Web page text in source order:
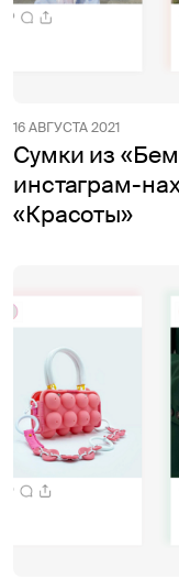
16 АВГУСТА 2021
Сумки из
инстаграм-
«Красоты»